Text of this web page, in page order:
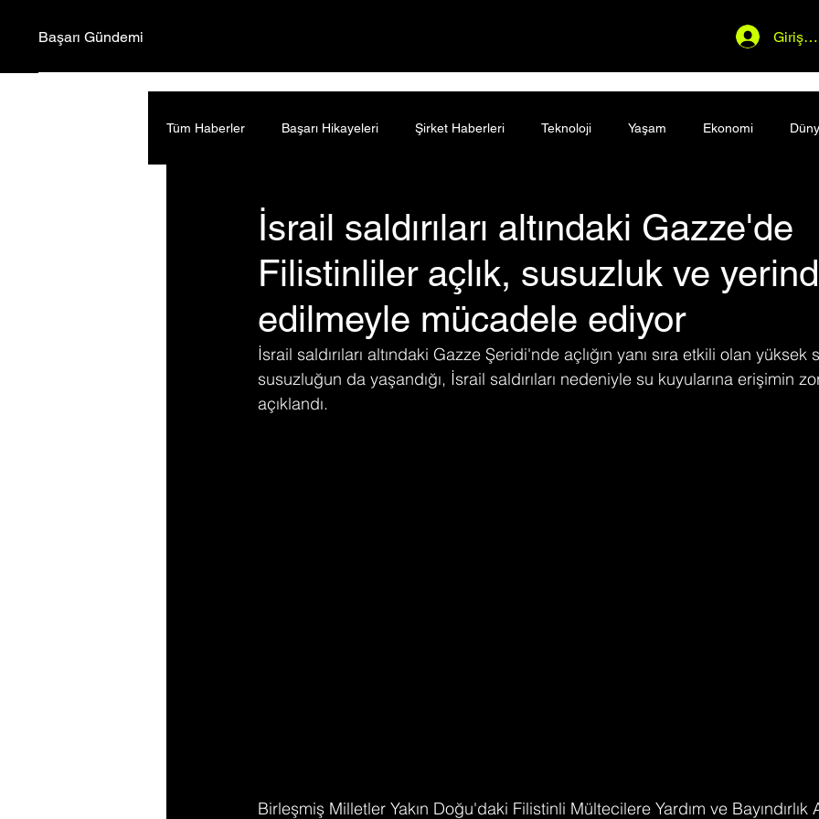
Başarı Gündemi Giriş
Tüm Haberler Başarı Hikayeleri Şirket Haberleri Teknoloji Yaşam Ekonomi
İsrail saldırıları altındaki Gazze'de
Filistinliler açlık, susuzluk ve
edilmeyle mücadele ediyor
İsrail saldırıları altındaki Gazze Şeridi'nde açlığın yanı sıra etkili olan yüksek
susuzluğun da yaşandığı, İsrail saldırıları nedeniyle su kuyularına erişimin
açıklandı.
Birleşmiş Milletler Yakın Doğu'daki Filistinli Mültecilere Yardım ve Bayındırlık